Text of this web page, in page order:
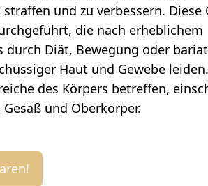
und zu verbessern.
die nach erheblichem
durch Diät, Bewegung oder
Haut und Gewebe
des Körpers betreffen,
und Oberkörper.